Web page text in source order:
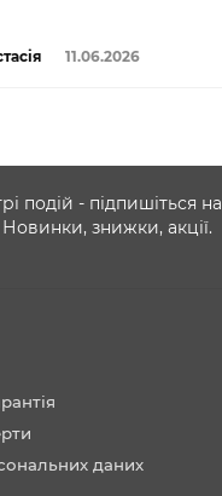
11.06.2026
подій - підпишіться на
знижки, акції.
даних